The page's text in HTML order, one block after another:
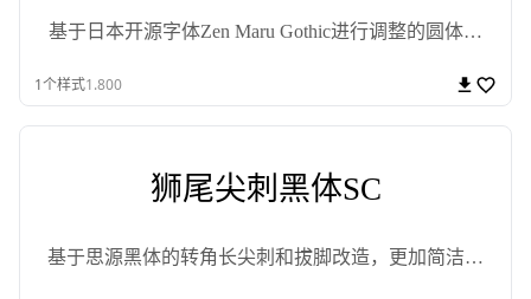
基于日本开源字体Zen Maru Gothic进行调整的圆体字
1个样式1.800
狮尾尖刺黑体SC
基于思源黑体的转角长尖刺和拔脚改造，更加简洁现